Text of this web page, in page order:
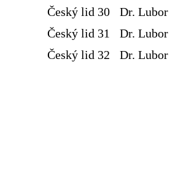
Český lid 30
Dr.
Český lid 31
Dr.
Český lid 32
Dr.